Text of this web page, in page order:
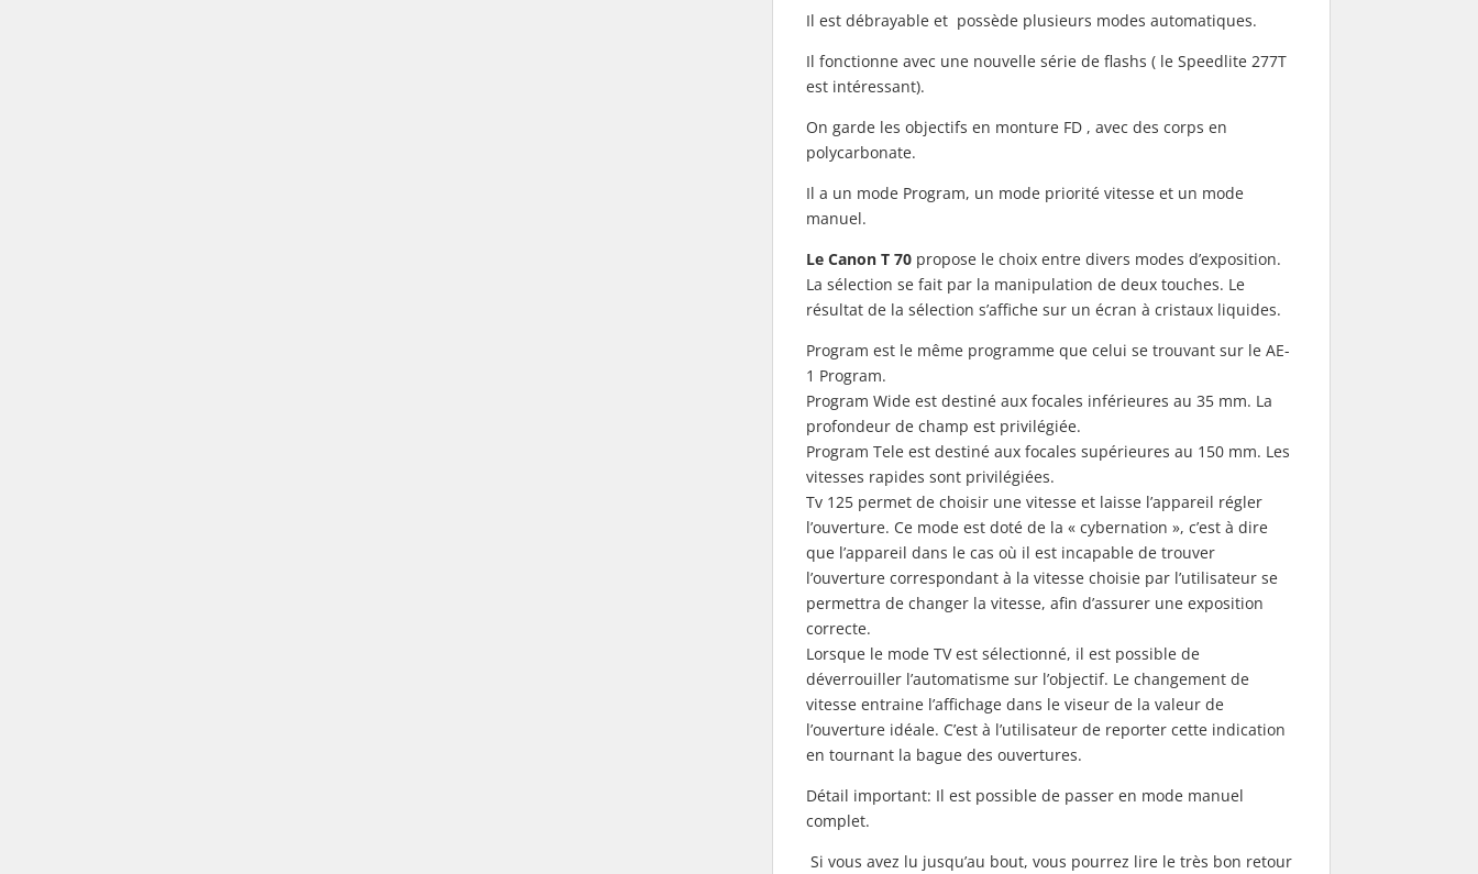
Il est débrayable et possède plusieurs modes automatiques.
Il fonctionne avec une nouvelle série de flashs ( le Speedlite 277T
est intéressant).
On garde les objectifs en monture FD , avec des corps en
polycarbonate.
Il a un mode Program, un mode priorité vitesse et un mode
manuel.
Le Canon T 70propose le choix entre divers modes d’exposition.
La sélection se fait par la manipulation de deux touches. Le
résultat de la sélection s’affiche sur un écran à cristaux liquides.
Program est le même programme que celui se trouvant sur le AE-
1 Program.
Program Wide est destiné aux focales inférieures au 35 mm. La
profondeur de champ est privilégiée.
Program Tele est destiné aux focales supérieures au 150 mm. Les
vitesses rapides sont privilégiées.
Tv 125 permet de choisir une vitesse et laisse l’appareil régler
l’ouverture. Ce mode est doté de la « cybernation », c’est à dire
que l’appareil dans le cas où il est incapable de trouver
l’ouverture correspondant à la vitesse choisie par l’utilisateur se
permettra de changer la vitesse, afin d’assurer une exposition
correcte.
Lorsque le mode TV est sélectionné, il est possible de
déverrouiller l’automatisme sur l’objectif. Le changement de
vitesse entraine l’affichage dans le viseur de la valeur de
l’ouverture idéale. C’est à l’utilisateur de reporter cette indication
en tournant la bague des ouvertures.
Détail important: Il est possible de passer en mode manuel
complet.
Si vous avez lu jusqu’au bout, vous pourrez lire le très bon retour